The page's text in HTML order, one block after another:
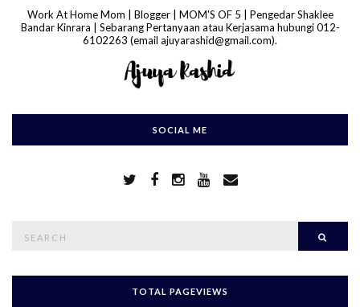
Work At Home Mom | Blogger | MOM'S OF 5 | Pengedar Shaklee
Bandar Kinrara | Sebarang Pertanyaan atau Kerjasama hubungi 012-
6102263 (email ajuyarashid@gmail.com).
SOCIAL ME
c
TOTAL PAGEVIEWS